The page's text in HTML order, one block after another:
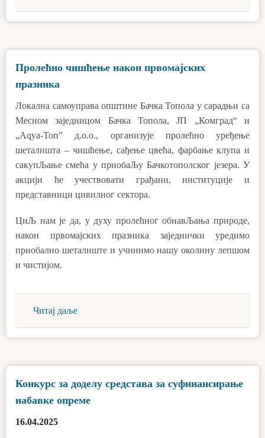
Пролећно чишћење након првомајских
празника
Локална самоуправа општине Бачка Топола у сарадњи са
Месном заједницом Бачка Топола, ЈП „Комград“ и
„Аqуа-Топ” д.о.о., организује пролећно уређење
шеталишта – чишћење, сађење цвећа, фарбање клупа и
сакупЉање смећа у приобаЉу Бачкотополског језера. У
акцији ће учествовати грађани, институције и
представници цивилног сектора.
ЦиЉ нам је да, у духу пролећног обнавЉања природе,
након првомајских празника заједнички уредимо
приобално шеталиште и учинимо нашу околину лепшом
и чистијом.
Читај даље
Конкурс за доделу средстава за суфинансирање
набавке опреме
16.04.2025